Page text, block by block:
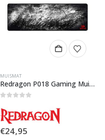
MUISMAT
Redragon P018 Gaming Muismat
€24,95